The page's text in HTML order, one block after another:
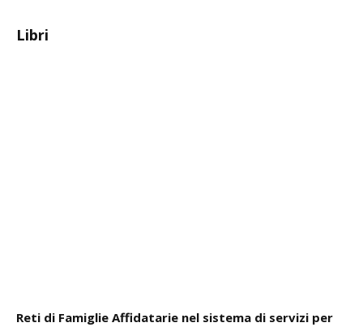
Libri
Reti di Famiglie Affidatarie nel sistema di servizi per